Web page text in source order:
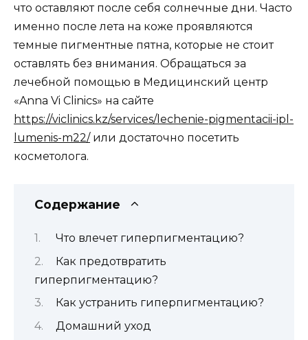
что оставляют после себя солнечные дни. Часто
именно после лета на коже проявляются
темные пигментные пятна, которые не стоит
оставлять без внимания. Обращаться за
лечебной помощью в Медицинский центр
«Anna Vi Clinics» на сайте
https://viclinics.kz/services/lechenie-pigmentacii-ipl-
lumenis-m22/или достаточно посетить
косметолога.
Содержание
Что влечет гиперпигментацию?
Как предотвратить
гиперпигментацию?
Как устранить гиперпигментацию?
Домашний уход